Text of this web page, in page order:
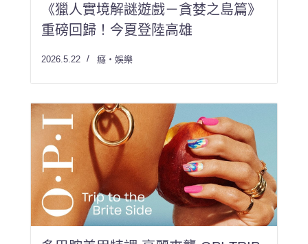
《獵人實境解謎遊戲－貪婪之島篇》
重磅回歸！今夏登陸高雄
2026.5.22 癮・娛樂